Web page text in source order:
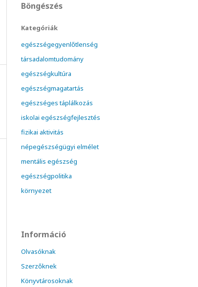
Böngészés
Kategóriák
egészségegyenlőtlenség
társadalomtudomány
egészségkultúra
egészségmagatartás
egészséges táplálkozás
iskolai egészségfejlesztés
fizikai aktivitás
népegészségügyi elmélet
mentális egészség
egészségpolitika
környezet
Információ
Olvasóknak
Szerzőknek
Könyvtárosoknak